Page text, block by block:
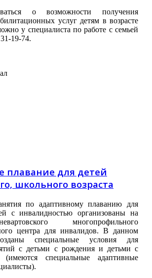
о возможности получения
услуг детям в возрасте
у специалиста по работе с семьей
19-74.
плавание для детей
школьного возраста
по адаптивному плаванию для
с инвалидностью организованы на
многопрофильного
центра для инвалидов. В данном
специальные условия для
с детьми с рождения и детьми с
(имеются специальные адаптивные